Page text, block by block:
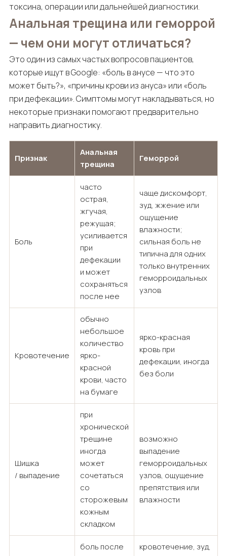
токсина, операции или дальнейшей диагностики.
Анальная трещина или геморрой
— чем они могут отличаться?
Это один из самых частых вопросов пациентов,
которые ищут в Google: «боль в анусе — что это
может быть?», «причины крови из ануса» или «боль
при дефекации». Симптомы могут накладываться, но
некоторые признаки помогают предварительно
направить диагностику.
Признак
Анальная
трещина
Геморрой
Боль
часто
острая,
жгучая,
режущая;
усиливается
при
дефекации
и может
сохраняться
после нее
чаще дискомфорт,
зуд, жжение или
ощущение
влажности;
сильная боль не
типична для одних
только внутренних
геморроидальных
узлов
Кровотечение
обычно
небольшое
количество
ярко-
красной
крови, часто
на бумаге
ярко-красная
кровь при
дефекации, иногда
без боли
Шишка
/ выпадение
при
хронической
трещине
иногда
может
сочетаться
со
сторожевым
кожным
складком
возможно
выпадение
геморроидальных
узлов, ощущение
препятствия или
влажности
боль после
кровотечение, зуд,